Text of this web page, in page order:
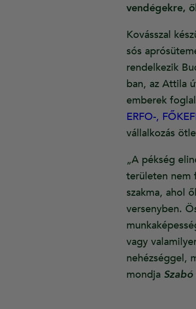
vendégekre,
Kovásszal
sós
rendelkezik
ban, az Attila
emberek
ERFO-,
vállalkozás
„A pékség
területen nem
szakma, ahol
versenyben.
vagy
nehézséggel,
mondja